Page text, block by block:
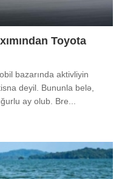
Toyota
bazarında aktivliyin
deyil. Bununla belə,
ay olub. Bre...